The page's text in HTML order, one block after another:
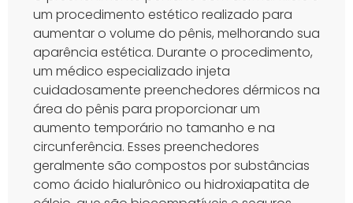
um procedimento estético realizado para
aumentar o volume do pênis, melhorando sua
aparência estética. Durante o procedimento,
um médico especializado injeta
cuidadosamente preenchedores dérmicos na
área do pênis para proporcionar um
aumento temporário no tamanho e na
circunferência. Esses preenchedores
geralmente são compostos por substâncias
como ácido hialurônico ou hidroxiapatita de